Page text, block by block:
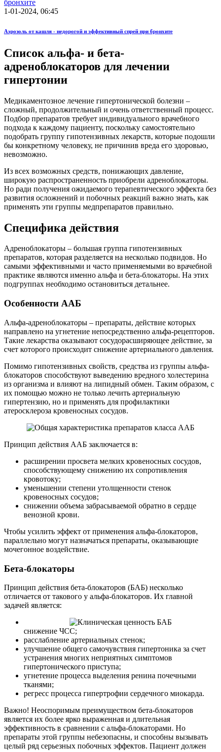
1-01-2024, 06:45
Аэрозоль от кашля - недорогой и эффективный спрей при бронхите
Список альфа- и бета-
адреноблокаторов для лечении
гипертонии
Медикаментозное лечение гипертонической болезни –
сложный, продолжительный и очень ответственный процесс.
Подбор препаратов требует индивидуального врачебного
подхода к каждому пациенту, поскольку самостоятельно
подобрать группу гипотензивных лекарств, которые подошли
бы конкретному человеку, не причинив вреда его здоровью,
невозможно.
Из всех возможных средств, понижающих давление,
широкую распространенность приобрели адреноблокаторы.
Но ради получения ожидаемого терапевтического эффекта без
развития осложнений и побочных реакций важно знать, как
применять эти группы медпрепаратов правильно.
Специфика действия
Адреноблокаторы – большая группа гипотензивных
препаратов, которая разделяется на несколько подвидов. Но
самыми эффективными и часто применяемыми во врачебной
практике являются именно альфа и бета-блокаторы. На этих
подгруппах необходимо остановиться детальнее.
Особенности ААБ
Альфа-адреноблокаторы – препараты, действие которых
направлено на угнетение непосредственно альфа-рецепторов.
Такие лекарства оказывают сосудорасширяющее действие, за
счет которого происходит снижение артериального давления.
Помимо гипотензивных свойств, средства из группы альфа-
блокаторов способствуют выведению вредного холестерина
из организма и влияют на липидный обмен. Таким образом, с
их помощью можно не только лечить артериальную
гипертензию, но и применять для профилактики
атеросклероза кровеносных сосудов.
Принцип действия ААБ заключается в:
расширении просвета мелких кровеносных сосудов,
способствующему снижению их сопротивления
кровотоку;
уменьшении степени утолщенности стенок
кровеносных сосудов;
снижении объема забрасываемой обратно в сердце
венозной крови.
Чтобы усилить эффект от применения альфа-блокаторов,
параллельно могут назначаться препараты, оказывающие
мочегонное воздействие.
Бета-блокаторы
Принцип действия бета-блокаторов (БАБ) несколько
отличается от такового у альфа-блокаторов. Их главной
задачей является:
снижение ЧСС;
расслабление артериальных стенок;
улучшение общего самочувствия гипертоника за счет
устранения многих неприятных симптомов
гипертонического приступа;
угнетение процесса выделения ренина почечными
тканями;
регресс процесса гипертрофии сердечного миокарда.
Важно! Неоспоримым преимуществом бета-блокаторов
является их более ярко выраженная и длительная
эффективность в сравнении с альфа-блокаторами. Но
препараты этой группы небезопасны, и способны вызывать
целый ряд серьезных побочных эффектов. Пациент должен